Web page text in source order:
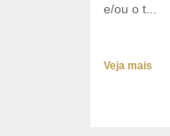
e/ou o t...
Veja mais